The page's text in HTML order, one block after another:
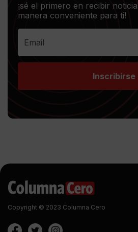
¡sé el primero en recibir
manera conveniente para ti!
Inscribirse
Copyright © 2023 Columna Cero